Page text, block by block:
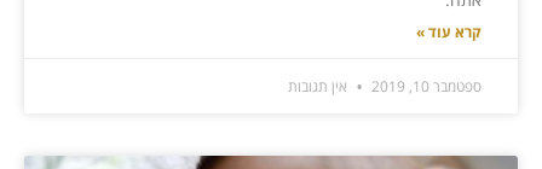
קרא עוד »
ספטמבר 10, 2019 אין תגובות